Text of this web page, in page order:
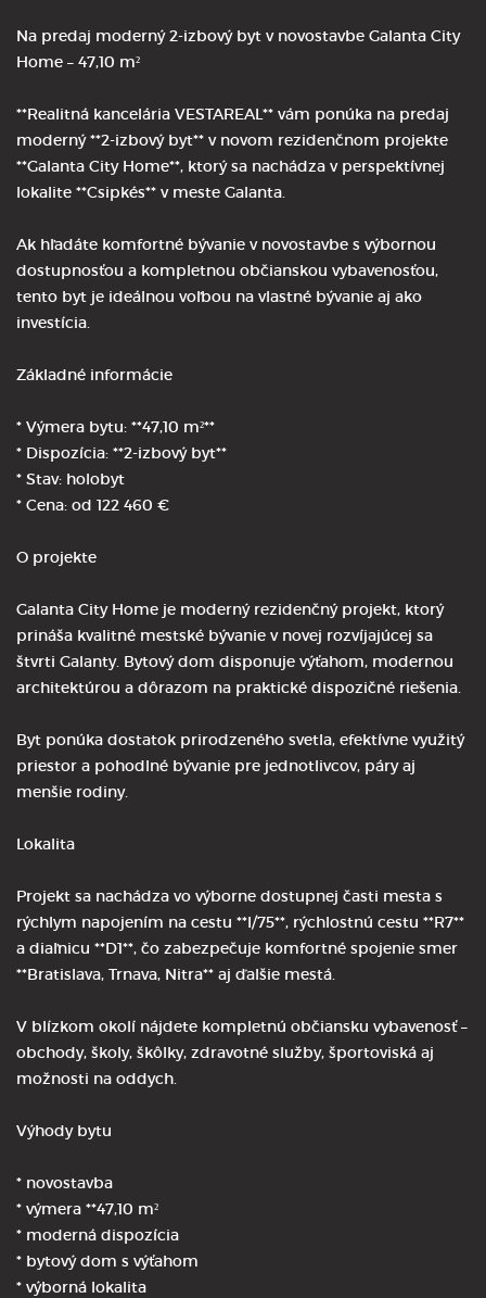
Na predaj moderný 2-izbový byt v novostavbe Galanta City
Home – 47,10 m²
**Realitná kancelária VESTAREAL** vám ponúka na predaj
moderný **2-izbový byt** v novom rezidenčnom projekte
**Galanta City Home**, ktorý sa nachádza v perspektívnej
lokalite **Csipkés** v meste Galanta.
Ak hľadáte komfortné bývanie v novostavbe s výbornou
dostupnosťou a kompletnou občianskou vybavenosťou,
tento byt je ideálnou voľbou na vlastné bývanie aj ako
investícia.
Základné informácie
* Výmera bytu: **47,10 m²**
* Dispozícia: **2-izbový byt**
* Stav: holobyt
* Cena: od 122 460 €
O projekte
Galanta City Home je moderný rezidenčný projekt, ktorý
prináša kvalitné mestské bývanie v novej rozvíjajúcej sa
štvrti Galanty. Bytový dom disponuje výťahom, modernou
architektúrou a dôrazom na praktické dispozičné riešenia.
Byt ponúka dostatok prirodzeného svetla, efektívne využitý
priestor a pohodlné bývanie pre jednotlivcov, páry aj
menšie rodiny.
Lokalita
Projekt sa nachádza vo výborne dostupnej časti mesta s
rýchlym napojením na cestu **I/75**, rýchlostnú cestu **R7**
a diaľnicu **D1**, čo zabezpečuje komfortné spojenie smer
**Bratislava, Trnava, Nitra** aj ďalšie mestá.
V blízkom okolí nájdete kompletnú občiansku vybavenosť –
obchody, školy, škôlky, zdravotné služby, športoviská aj
možnosti na oddych.
Výhody bytu
* novostavba
* výmera **47,10 m²
* moderná dispozícia
* bytový dom s výťahom
* výborná lokalita